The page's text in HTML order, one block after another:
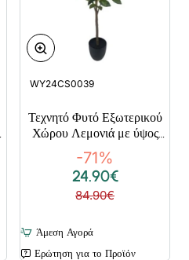
WY24CS0039
Τεχνητό Φυτό Εξωτερικού
Χώρου Λεμονιά με ύψος
90cm
-71%
24.90€
84.90€
Άμεση Αγορά
Ερώτηση για το Προϊόν